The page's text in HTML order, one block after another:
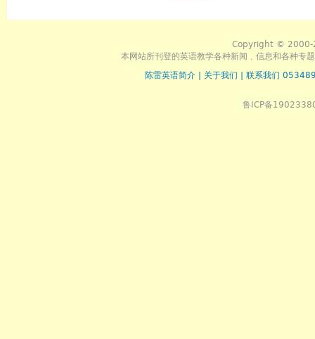
Copyright © 2000-
本网站所刊登的英语教学各种新闻﹑信息和各种专
陈雷英语简介
关于我们 联系我们
鲁ICP备